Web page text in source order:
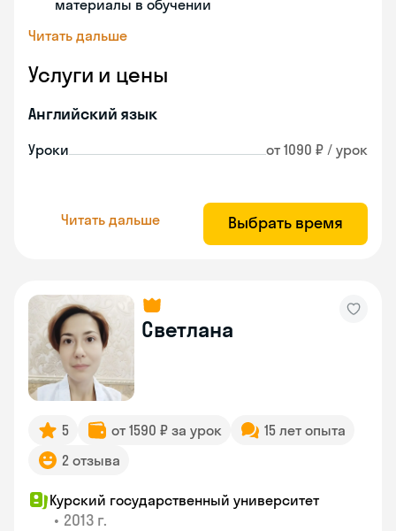
материалы в обучении
Читать дальше
Услуги и цены
Английский язык
Уроки от 1090 ₽ / урок
Читать дальше Выбрать время
Светлана
5 от 1590 ₽ за урок
15 лет опыта
2 отзыва
Курский государственный университет
• 2013 г.